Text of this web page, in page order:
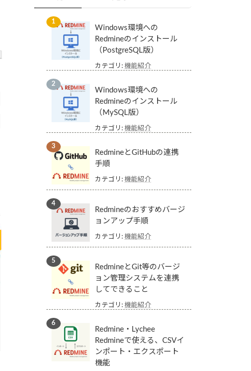
Windows環境への
Redmineのインストール
（PostgreSQL版）
カテゴリ:機能紹介
Windows環境への
Redmineのインストール
（MySQL版）
カテゴリ:機能紹介
RedmineとGitHubの連携
手順
カテゴリ:機能紹介
Redmineのおすすめバージ
ョンアップ手順
カテゴリ:機能紹介
RedmineとGit等のバージ
ョン管理システムを連携
してできること
カテゴリ:機能紹介
Redmine・Lychee
Redmineで使える、CSVイ
ンポート・エクスポート
機能